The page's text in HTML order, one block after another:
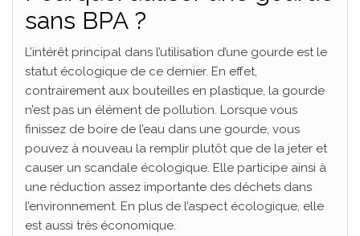
sans BPA ?
L’intérêt principal dans l’utilisation d’une gourde est le
statut écologique de ce dernier. En effet,
contrairement aux bouteilles en plastique, la gourde
n’est pas un élément de pollution. Lorsque vous
finissez de boire de l’eau dans une gourde, vous
pouvez à nouveau la remplir plutôt que de la jeter et
causer un scandale écologique. Elle participe ainsi à
une réduction assez importante des déchets dans
l’environnement. En plus de l’aspect écologique, elle
est aussi très économique.